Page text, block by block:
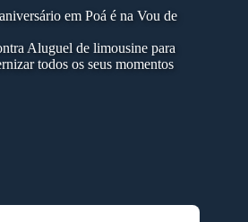
em Poá é na Vou de
Aluguel de limousine para
todos os seus momentos